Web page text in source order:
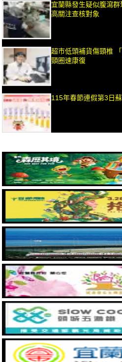
宜蘭縣發生疑似腹瀉
高關注查核對象
超市低頭補貨傷頸椎
頸圈速康復
115年春節連假第3日